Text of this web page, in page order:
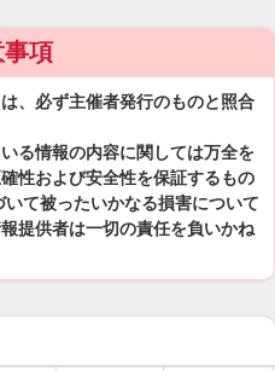
項
、必ず主催者発行のものと照合
る情報の内容に関しては万全を
性および安全性を保証するもの
て被ったいかなる損害について
提供者は一切の責任を負いかね